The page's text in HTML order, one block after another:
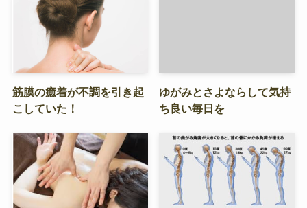
筋膜の癒着が不調を引き起
こしていた！
ゆがみとさよならして気持
ち良い毎日を